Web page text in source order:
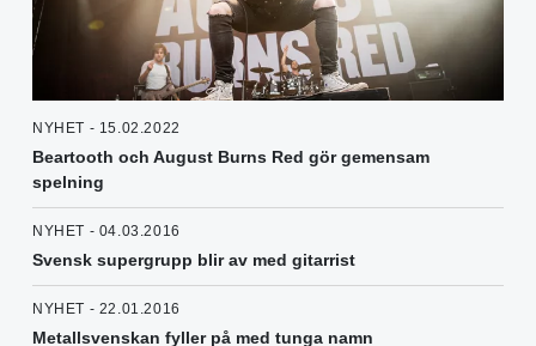
NYHET - 15.02.2022
Beartooth och August Burns Red gör gemensam
spelning
NYHET - 04.03.2016
Svensk supergrupp blir av med gitarrist
NYHET - 22.01.2016
Metallsvenskan fyller på med tunga namn